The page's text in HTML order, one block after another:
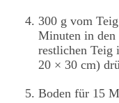
300 g vom
Minuten in den
restlichen Teig
20 × 30 cm)
Boden für 15